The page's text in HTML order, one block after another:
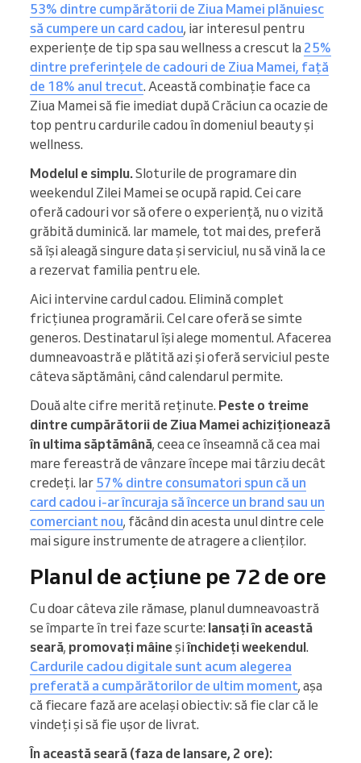
53% dintre cumpărătorii de Ziua Mamei plănuiesc
să cumpere un card cadou, iar interesul pentru
experiențe de tip spa sau wellness a crescut la 25%
dintre preferințele de cadouri de Ziua Mamei, față
de 18% anul trecut. Această combinație face ca
Ziua Mamei să fie imediat după Crăciun ca ocazie de
top pentru cardurile cadou în domeniul beauty și
wellness.
Modelul e simplu.Sloturile de programare din
weekendul Zilei Mamei se ocupă rapid. Cei care
oferă cadouri vor să ofere o experiență, nu o vizită
grăbită duminică. Iar mamele, tot mai des, preferă
să își aleagă singure data și serviciul, nu să vină la ce
a rezervat familia pentru ele.
Aici intervine cardul cadou. Elimină complet
fricțiunea programării. Cel care oferă se simte
generos. Destinatarul își alege momentul. Afacerea
dumneavoastră e plătită azi și oferă serviciul peste
câteva săptămâni, când calendarul permite.
Două alte cifre merită reținute. Peste o treime
dintre cumpărătorii de Ziua Mamei achiziționează
în ultima săptămână, ceea ce înseamnă că cea mai
mare fereastră de vânzare începe mai târziu decât
credeți. Iar 57% dintre consumatori spun că un
card cadou i-ar încuraja să încerce un brand sau un
comerciant nou, făcând din acesta unul dintre cele
mai sigure instrumente de atragere a clienților.
Planul de acțiune pe 72 de ore
Cu doar câteva zile rămase, planul dumneavoastră
se împarte în trei faze scurte: lansați în această
seară, promovați mâineșiînchideți weekendul.
Cardurile cadou digitale sunt acum alegerea
preferată a cumpărătorilor de ultim moment, așa
că fiecare fază are același obiectiv: să fie clar că le
vindeți și să fie ușor de livrat.
În această seară (faza de lansare, 2 ore):